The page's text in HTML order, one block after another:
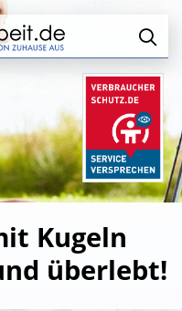
Kugeln
überlebt!